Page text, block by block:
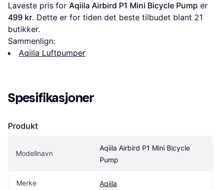
Laveste pris for Aqiila Airbird P1 Mini Bicycle Pump
499 kr. Dette er for tiden det beste tilbudet blant 21
butikker.
Sammenlign:
Aqiila Luftpumper
Spesifikasjoner
Produkt
Modellnavn
Aqiila Airbird P1 Mini Bicycle
Pump
Merke Aqiila